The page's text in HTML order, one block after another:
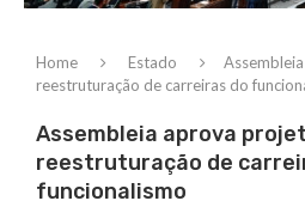
Home Estado
reestruturação de carreiras do
Assembleia aprova
reestruturação de
funcionalismo